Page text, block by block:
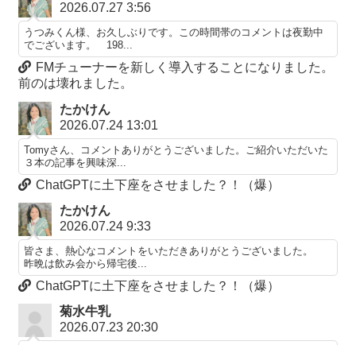
2026.07.27 3:56
うつみくん様、お久しぶりです。この時間帯のコメントは夜勤中
でございます。 198...
FMチューナーを新しく導入することになりました。
前のは壊れました。
たかけん
2026.07.24 13:01
Tomyさん、コメントありがとうございました。ご紹介いただいた
３本の記事を興味深...
ChatGPTに土下座をさせました？！（爆）
たかけん
2026.07.24 9:33
皆さま、熱心なコメントをいただきありがとうございました。
昨晩は飲み会から帰宅後...
ChatGPTに土下座をさせました？！（爆）
菊水牛乳
2026.07.23 20:30